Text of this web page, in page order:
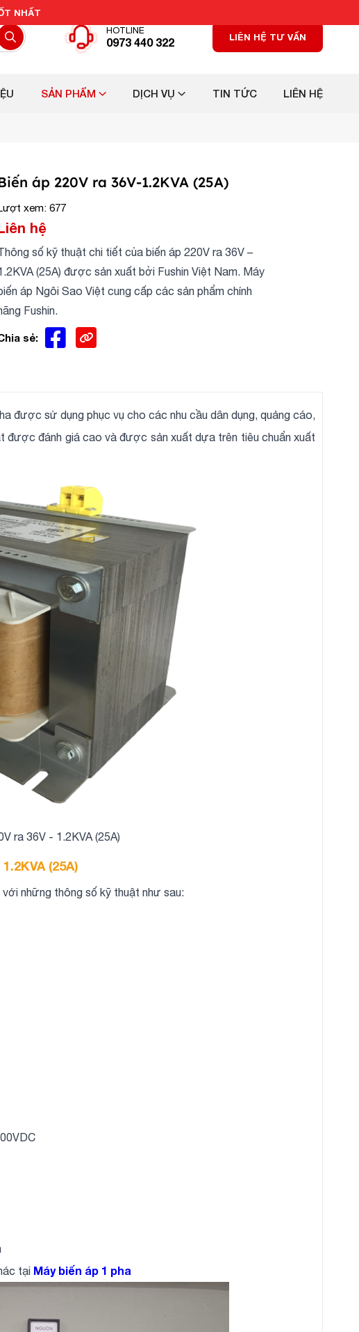
HOTLINE
0973 440 322 LIÊN HỆ TƯ VẤN
SẢN PHẨM DỊCH VỤ TIN TỨC LIÊN HỆ
áp 220V ra 36V-1.2KVA (25A)
xem: 677
hệ
số kỹ thuật chi tiết của biến áp 220V ra 36V –
(25A) được sản xuất bởi Fushin Việt Nam. Máy
áp Ngôi Sao Việt cung cấp các sản phẩm chính
Fushin.
sẻ:
được sử dụng phục vụ cho các nhu cầu dân dụng, quảng cáo,
đánh giá cao và được sản xuất dựa trên tiêu chuẩn xuất
ra 36V - 1.2KVA (25A)
(25A)
những thông số kỹ thuật như sau:
tại Máy biến áp 1 pha
NHẤT